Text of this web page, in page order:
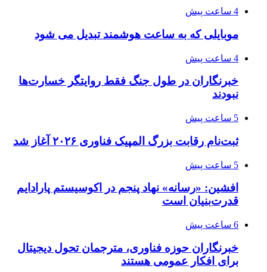
4 ساعت پیش
موبایلی که به ساعت هوشمند تبدیل می شود
4 ساعت پیش
خبرنگاران در طول جنگ فقط روایتگر خسارت‌ها
نبودند
5 ساعت پیش
ثبت‌نام رقابت بزرگ المپیک فناوری ۲۰۲۶ آغاز شد
5 ساعت پیش
افشین: «رسانه» نهاد پنجم در اکوسیستم پارادایم
قدرت‌بنیان است
6 ساعت پیش
خبرنگاران حوزه فناوری، مترجمان تحول دیجیتال
برای افکار عمومی هستند